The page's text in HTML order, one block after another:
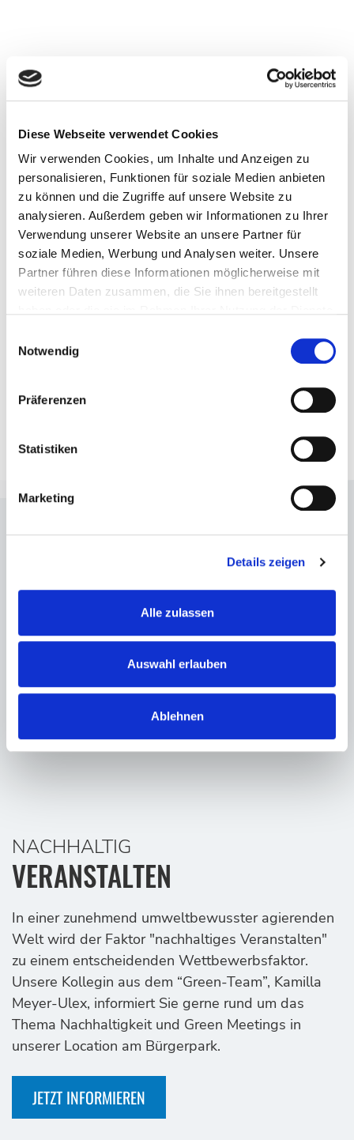
Diese Webseite verwendet Cookies
Wir verwenden Cookies, um Inhalte und Anzeigen zu
personalisieren, Funktionen für soziale Medien anbieten
zu können und die Zugriffe auf unsere Website zu
analysieren. Außerdem geben wir Informationen zu Ihrer
Verwendung unserer Website an unsere Partner für
soziale Medien, Werbung und Analysen weiter. Unsere
Partner führen diese Informationen möglicherweise mit
weiteren Daten zusammen, die Sie ihnen bereitgestellt
Notwendig
Präferenzen
Statistiken
Marketing
Details zeigen
Alle zulassen
Auswahl erlauben
Ablehnen
Presseraum bzw. FÜRST
Eingangsbereich
Arena |BF:
NACHHALTIG
VERANSTALTEN
In einer zunehmend umweltbewusster agierenden
Welt wird der Faktor "nachhaltiges Veranstalten"
zu einem entscheidenden Wettbewerbsfaktor.
Unsere Kollegin aus dem “Green-Team”, Kamilla
Meyer-Ulex, informiert Sie gerne rund um das
Thema Nachhaltigkeit und Green Meetings in
unserer Location am Bürgerpark.
JETZT INFORMIEREN